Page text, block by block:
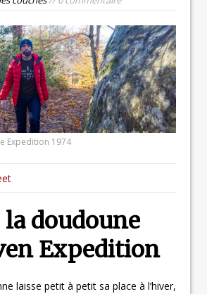
Expedition 1974
la doudoune
Expedition
laisse petit à petit sa place à l’hiver,